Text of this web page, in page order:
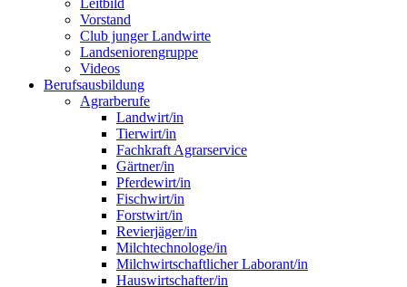
Leitbild
Vorstand
Club junger Landwirte
Landseniorengruppe
Videos
Berufsausbildung
Agrarberufe
Landwirt/in
Tierwirt/in
Fachkraft Agrarservice
Gärtner/in
Pferdewirt/in
Fischwirt/in
Forstwirt/in
Revierjäger/in
Milchtechnologe/in
Milchwirtschaftlicher Laborant/in
Hauswirtschafter/in